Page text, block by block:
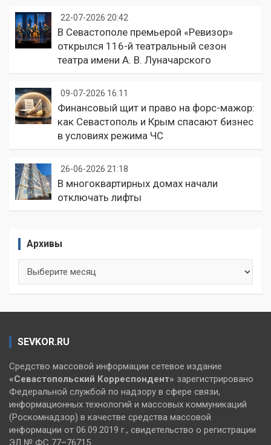
22-07-2026 20:42
В Севастополе премьерой «Ревизор»
открылся 116-й театральный сезон
театра имени А. В. Луначарского
09-07-2026 16:11
Финансовый щит и право на форс-мажор:
как Севастополь и Крым спасают бизнес
в условиях режима ЧС
26-06-2026 21:18
В многоквартирных домах начали
отключать лифты
Архивы
SEVKOR.RU
Средство массовой информации сетевое издание
«Севастопольский Корреспондент» зарегистрировано
Федеральной службой по надзору в сфере связи,
информационных технологий и массовых коммуникаций
(Роскомнадзор) в качестве средства массовой
информации от 06.09.2019 г., свидетельство о регистрации
ЭЛ № ФС 77–76715